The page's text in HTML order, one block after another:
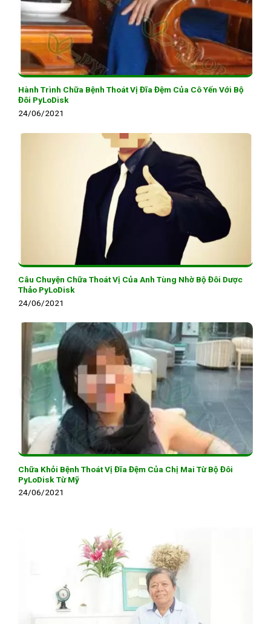
Hành Trình Chữa Bệnh Thoát Vị Đĩa Đệm Của Cô Yến Với Bộ
Đôi PyLoDisk
24/06/2021
Câu Chuyện Chữa Thoát Vị Của Anh Tùng Nhờ Bộ Đôi Dược
Thảo PyLoDisk
24/06/2021
Chữa Khỏi Bệnh Thoát Vị Đĩa Đệm Của Chị Mai Từ Bộ Đôi
PyLoDisk Từ Mỹ
24/06/2021